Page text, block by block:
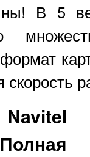
В 5
скорость